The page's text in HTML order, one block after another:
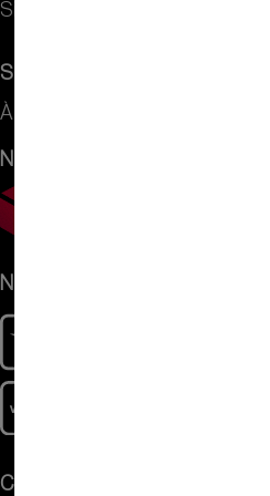
Sitemap
Service
À propos de nous
Nous envoyons avec
Nous acceptons
Contact